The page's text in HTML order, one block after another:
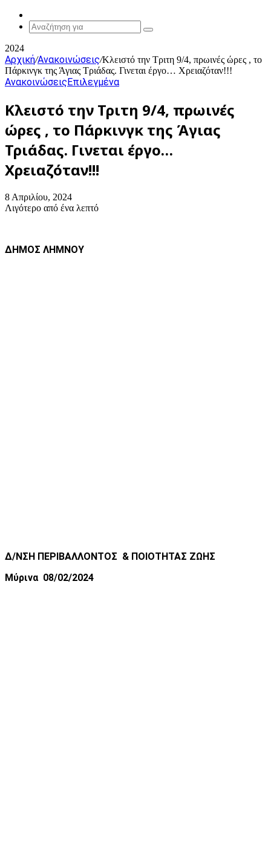
Article
Αναζήτηση
2024
Αρχική/Ανακοινώσεις/Κλειστό την Τριτη 9/4, πρωινές ώρες , το
Πάρκινγκ της Άγιας Τριάδας. Γινεται έργο… Χρειαζόταν!!!
ΑνακοινώσειςΕπιλεγμένα
Κλειστό την Τριτη 9/4, πρωινές
ώρες , το Πάρκινγκ της Άγιας
Τριάδας. Γινεται έργο…
Χρειαζόταν!!!
8 Απριλίου, 2024
Λιγότερο από ένα λεπτό
ΔΗΜΟΣ ΛΗΜΝΟΥ
Δ/ΝΣΗ ΠΕΡΙΒΑΛΛΟΝΤΟΣ & ΠΟΙΟΤΗΤΑΣ ΖΩΗΣ
Μύρινα 08/02/2024